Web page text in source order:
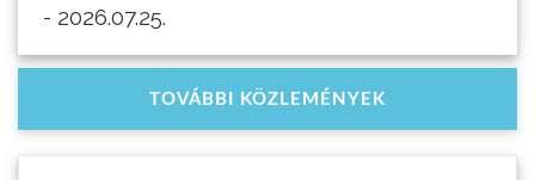
- 2026.07.25.
TOVÁBBI KÖZLEMÉNYEK